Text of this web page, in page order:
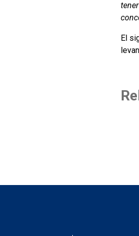
El